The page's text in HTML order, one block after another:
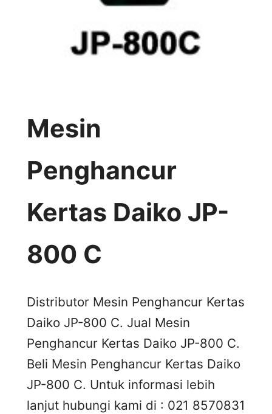
Mesin
Penghancur
Kertas Daiko JP-
800 C
Distributor Mesin Penghancur Kertas
Daiko JP-800 C. Jual Mesin
Penghancur Kertas Daiko JP-800 C.
Beli Mesin Penghancur Kertas Daiko
JP-800 C. Untuk informasi lebih
lanjut hubungi kami di : 021 8570831